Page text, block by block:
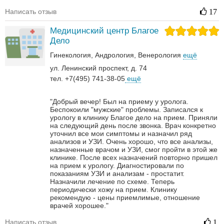
Написать отзыв 17
Медицинский центр Благое
Дело
Гинекология Андрология‎ Венерология‎ ещё
ул. Ленинский проспект, д. 74
тел. +7(495) 741-38-05 ещё
"Добрый вечер! Был на приему у уролога.
Беспокоили "мужские" проблемы. Записался к
урологу в клинику Благое дело на прием. Приняли
на следующий день после звонка. Врач конкретно
уточнил все мои симптомы и назначил ряд
анализов и УЗИ. Очень хорошо, что все анализы,
назначенные врачом и УЗИ, смог пройти в этой же
клинике. После всех назначений повторно пришел
на прием к урологу. Диагностировали по
показаниям УЗИ и анализам - простатит.
Назначили лечение по схеме. Теперь
периодически хожу на прием. Клинику
рекомендую - цены приемлимые, отношение
врачей хорошее."
Написать отзыв 1